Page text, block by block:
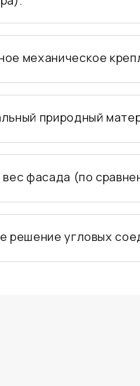
механическое
природный
вес фасада (по
решение угловых